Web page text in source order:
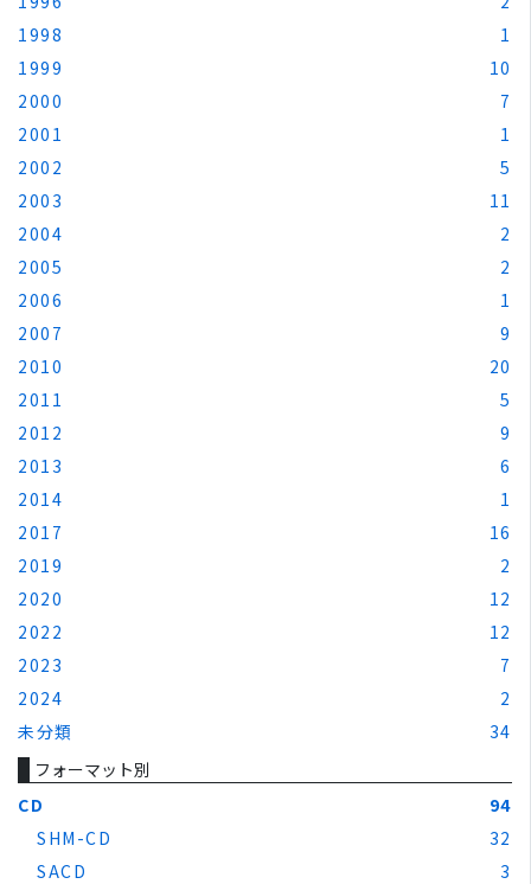
1998
1
1999
10
2000
7
2001
1
2002
5
2003
11
2004
2
2005
2
2006
1
2007
9
2010
20
2011
5
2012
9
2013
6
2014
1
2017
16
2019
2
2020
12
2022
12
2023
7
2024
2
未分類
34
フォーマット別
CD
94
SHM-CD
32
SACD
3